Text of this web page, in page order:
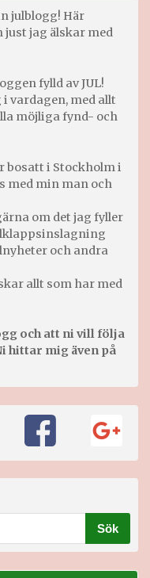
julblogg! Här
just jag älskar med
fylld av JUL!
vardagen, med allt
möjliga fynd- och
bosatt i Stockholm i
med min man och
om det jag fyller
och andra
allt som har med
och att ni vill följa
hittar mig även på